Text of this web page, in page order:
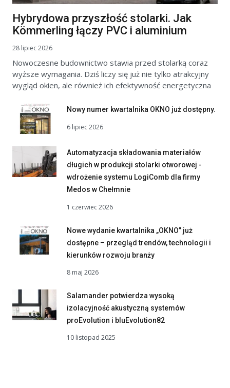
Hybrydowa przyszłość stolarki. Jak
Kömmerling łączy PVC i aluminium
28 lipiec 2026
Nowoczesne budownictwo stawia przed stolarką coraz
wyższe wymagania. Dziś liczy się już nie tylko atrakcyjny
wygląd okien, ale również ich efektywność energetyczna
Nowy numer kwartalnika OKNO już dostępny.
6 lipiec 2026
Automatyzacja składowania materiałów
długich w produkcji stolarki otworowej -
wdrożenie systemu LogiComb dla firmy
Medos w Chełmnie
1 czerwiec 2026
Nowe wydanie kwartalnika „OKNO” już
dostępne – przegląd trendów, technologii i
kierunków rozwoju branży
8 maj 2026
Salamander potwierdza wysoką
izolacyjność akustyczną systemów
proEvolution i bluEvolution82
10 listopad 2025